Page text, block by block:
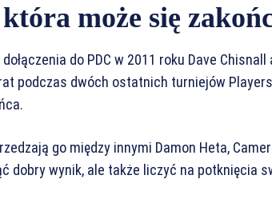
może się
do PDC w 2011 roku Dave
podczas dwóch ostatnich turniejów
go między innymi Damon Heta,
dobry wynik, ale także liczyć na potknięcia